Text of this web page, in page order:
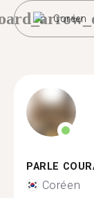
Coréen
PARLE
Coréen